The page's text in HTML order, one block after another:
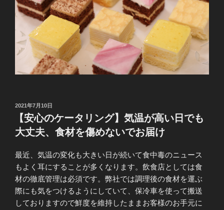
投
日:
2021年7月10日
【安心のケータリング】気温が高い日でも
大丈夫、食材を傷めないでお届け
最近、気温の変化も大きい日が続いて食中毒のニュース
もよく耳にすることが多くなります。飲食店としては食
材の徹底管理は必須です。弊社では調理後の食材を運ぶ
際にも気をつけるようにしていて、保冷車を使って搬送
しておりますので鮮度を維持したままお客様のお手元に